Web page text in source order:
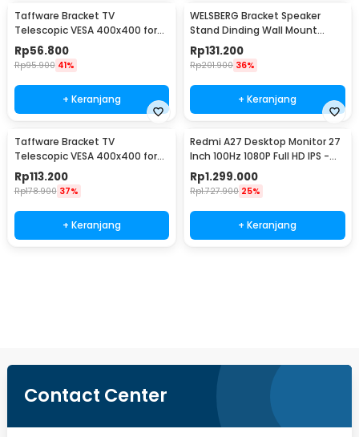
Taffware Bracket TV
Telescopic VESA 400x400 for
14-55 Inch TV - HDL-117B-2
Rp56.800
Rp95.900 41%
+ Keranjang
WELSBERG Bracket Speaker
Stand Dinding Wall Mount
Telescopic 2 PCS - SPS-501
Rp131.200
Rp201.900 36%
+ Keranjang
Taffware Bracket TV
Telescopic VESA 400x400 for
32-65 Inch TV - P4
Rp113.200
Rp178.900 37%
+ Keranjang
Redmi A27 Desktop Monitor 27
Inch 100Hz 1080P Full HD IPS -
A27
Rp1.299.000
Rp1.727.900 25%
+ Keranjang
Contact Center